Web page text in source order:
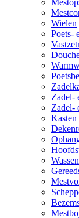
Wielen
Poets-
Zadel-
Zadel-
Kasten